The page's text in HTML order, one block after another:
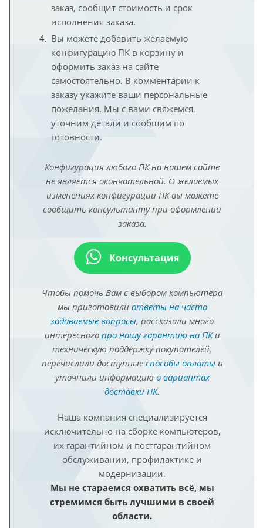
заказ, сообщит стоимость и срок
исполнения заказа.
Вы можете добавить желаемую
конфигурацию ПК в корзину и
оформить заказ на сайте
самостоятельно. В комментарии к
заказу укажите ваши персональные
пожелания. Мы с вами свяжемся,
уточним детали и сообщим по
готовности.
Конфигурация любого ПК на нашем сайте
не является окончательной. О желаемых
изменениях конфигурации ПК вы можете
сообщить консультанту при оформлении
заказа.
Консультация
Чтобы помочь Вам с выбором компьютера
мы приготовили ответы на часто
задаваемые вопросы, рассказали много
интересного про нашу гарантию на ПКи
техническую поддержку покупателей,
перечислили доступные способы оплатыи
уточнили информацию о вариантах
доставки ПК.
Наша компания специализируется
исключительно на сборке компьютеров,
их гарантийном и постгарантийном
обслуживании, профилактике и
модернизации.
Мы не стараемся охватить всё, мы
стремимся быть лучшими в своей
области.